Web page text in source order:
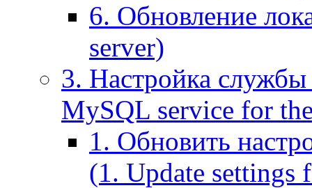
6. Обновление
server)
3. Настройка
MySQL service for
1. Обновить
(1. Update settings